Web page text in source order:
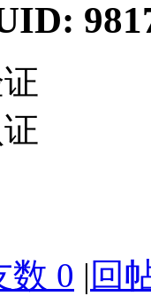
数 0 | 回